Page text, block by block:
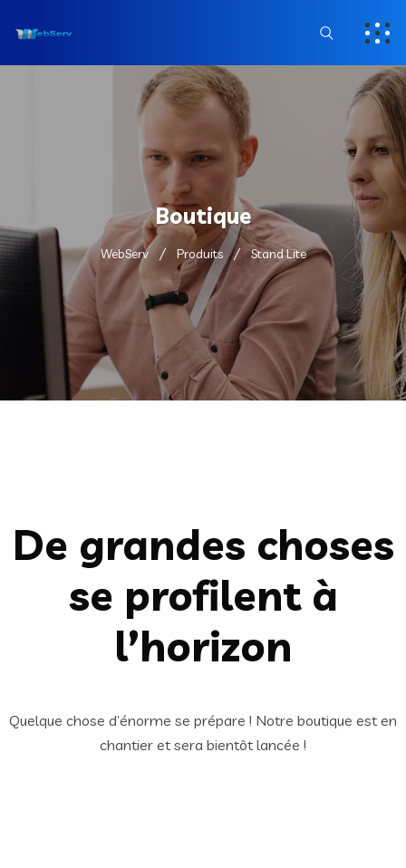
Boutique
WebServ Produits Stand Lite
De grandes choses
se profilent à
l’horizon
Quelque chose d’énorme se prépare ! Notre boutique est en
chantier et sera bientôt lancée !